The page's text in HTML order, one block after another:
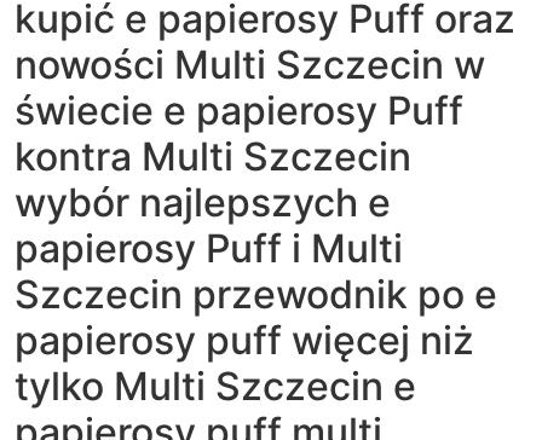
kupić e papierosy Puff oraz
nowości Multi Szczecin w
świecie e papierosy Puff
kontra Multi Szczecin
wybór najlepszych e
papierosy Puff i Multi
Szczecin przewodnik po e
papierosy puff więcej niż
tylko Multi Szczecin e